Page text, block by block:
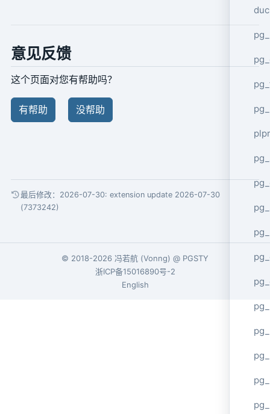
意见反馈
这个页面对您有帮助吗？
有帮助 没帮助
最后修改：2026-07-30: extension update 2026-07-30
(7373242)
© 2018-2026 冯若航 (Vonng) @ PGSTY
浙ICP备15016890号-2
English